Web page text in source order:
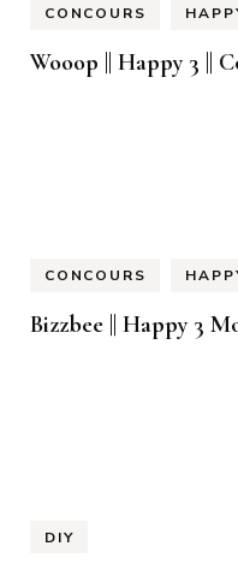
CONCOURS
Wooop || Happy 3 ||
CONCOURS
Bizzbee || Happy 3
DIY